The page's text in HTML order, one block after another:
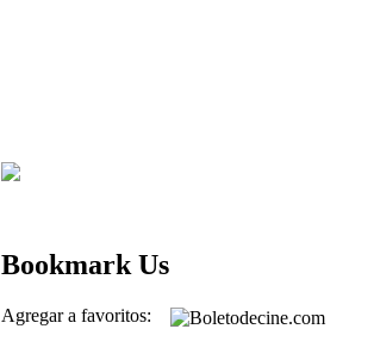
Bookmark Us
Agregar a favoritos: